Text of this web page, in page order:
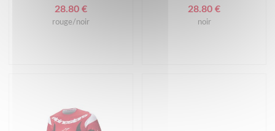
28.80 €
rouge/noir
28.80 €
noir